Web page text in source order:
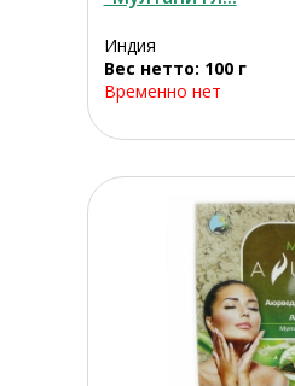
Индия
Вес нетто: 100 г
Временно нет